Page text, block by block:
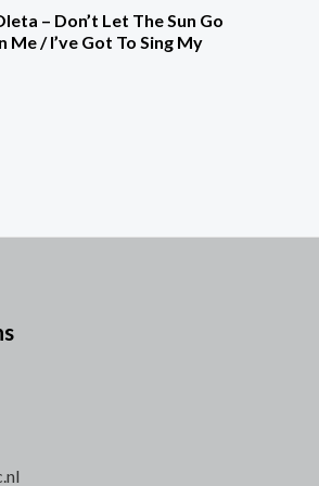
– Don’t Let The Sun Go
Me / I’ve Got To Sing My